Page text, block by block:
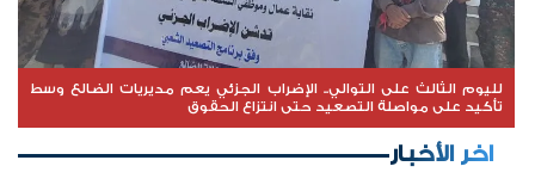
لليوم الثالث على التوالي.. الإضراب الجزئي يعم مديريات الضالع وسط
تأكيد على مواصلة التصعيد حتى انتزاع الحقوق
اخر الأخبار